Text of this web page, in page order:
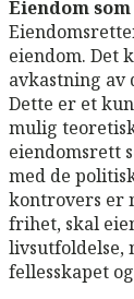
Eiendom
eiendom. Det
avkastning av
Dette er et
mulig
eiendomsrett
med de
kontrovers er
frihet, skal
livsutfoldelse,
fellesskapet